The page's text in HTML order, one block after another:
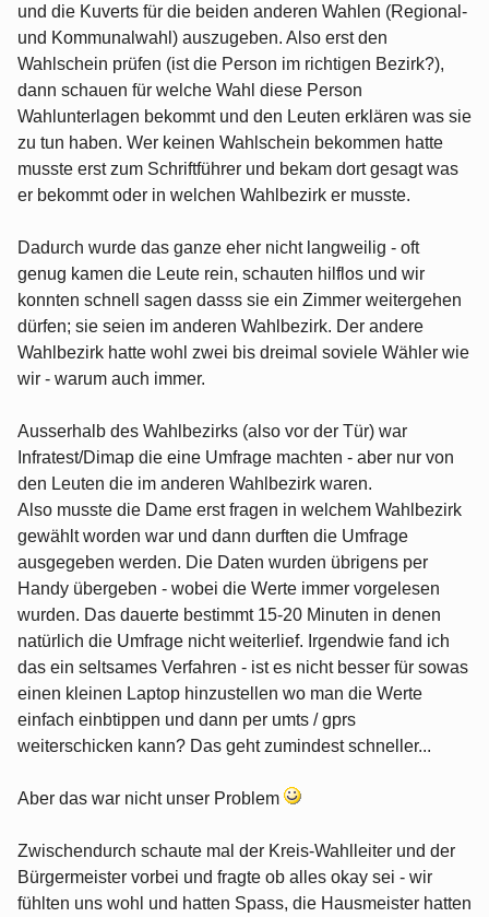
und die Kuverts für die beiden anderen Wahlen (Regional-
und Kommunalwahl) auszugeben. Also erst den
Wahlschein prüfen (ist die Person im richtigen Bezirk?),
dann schauen für welche Wahl diese Person
Wahlunterlagen bekommt und den Leuten erklären was sie
zu tun haben. Wer keinen Wahlschein bekommen hatte
musste erst zum Schriftführer und bekam dort gesagt was
er bekommt oder in welchen Wahlbezirk er musste.
Dadurch wurde das ganze eher nicht langweilig - oft
genug kamen die Leute rein, schauten hilflos und wir
konnten schnell sagen dasss sie ein Zimmer weitergehen
dürfen; sie seien im anderen Wahlbezirk. Der andere
Wahlbezirk hatte wohl zwei bis dreimal soviele Wähler wie
wir - warum auch immer.
Ausserhalb des Wahlbezirks (also vor der Tür) war
Infratest/Dimap die eine Umfrage machten - aber nur von
den Leuten die im anderen Wahlbezirk waren.
Also musste die Dame erst fragen in welchem Wahlbezirk
gewählt worden war und dann durften die Umfrage
ausgegeben werden. Die Daten wurden übrigens per
Handy übergeben - wobei die Werte immer vorgelesen
wurden. Das dauerte bestimmt 15-20 Minuten in denen
natürlich die Umfrage nicht weiterlief. Irgendwie fand ich
das ein seltsames Verfahren - ist es nicht besser für sowas
einen kleinen Laptop hinzustellen wo man die Werte
einfach einbtippen und dann per umts / gprs
weiterschicken kann? Das geht zumindest schneller...
Aber das war nicht unser Problem
Zwischendurch schaute mal der Kreis-Wahlleiter und der
Bürgermeister vorbei und fragte ob alles okay sei - wir
fühlten uns wohl und hatten Spass, die Hausmeister hatten